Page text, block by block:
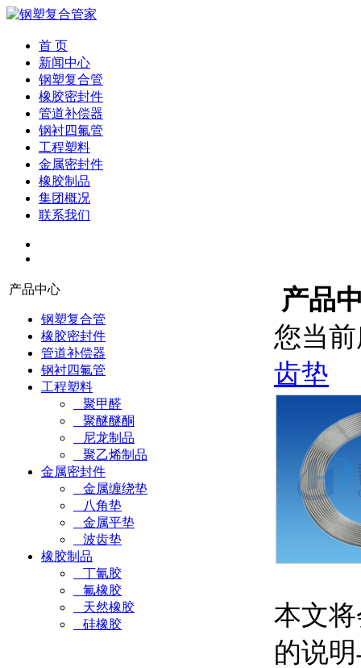
首 页
新闻中心
钢塑复合管
橡胶密封件
管道补偿器
钢衬四氟管
工程塑料
金属密封件
橡胶制品
集团概况
联系我们
产品中心
钢塑复合管
橡胶密封件
管道补偿器
钢衬四氟管
工程塑料
聚甲醛
聚醚醚酮
尼龙制品
聚乙烯制品
金属密封件
金属缠绕垫
八角垫
金属平垫
波齿垫
橡胶制品
丁氰胶
氟橡胶
天然橡胶
硅橡胶
产品
您当
齿垫
本文
的说